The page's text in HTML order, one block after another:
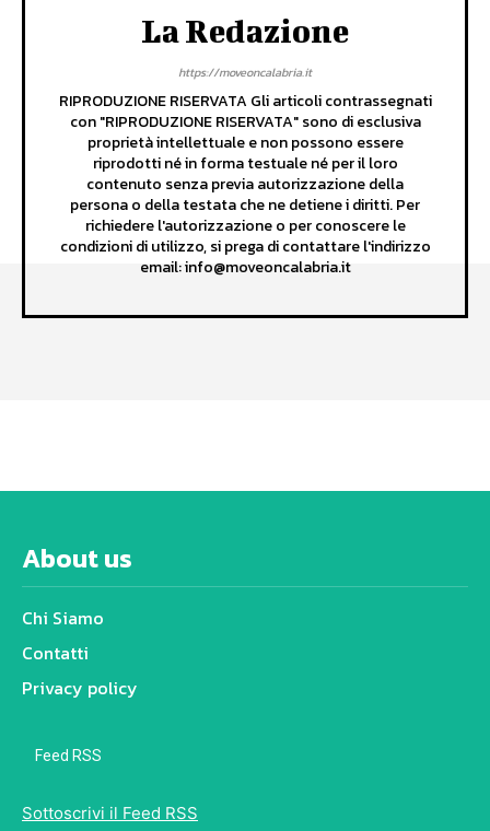
La Redazione
https://moveoncalabria.it
RIPRODUZIONE RISERVATA Gli articoli contrassegnati
con "RIPRODUZIONE RISERVATA" sono di esclusiva
proprietà intellettuale e non possono essere
riprodotti né in forma testuale né per il loro
contenuto senza previa autorizzazione della
persona o della testata che ne detiene i diritti. Per
richiedere l'autorizzazione o per conoscere le
condizioni di utilizzo, si prega di contattare l'indirizzo
email: info@moveoncalabria.it
About us
Chi Siamo
Contatti
Privacy policy
Feed RSS
Sottoscrivi il Feed RSS